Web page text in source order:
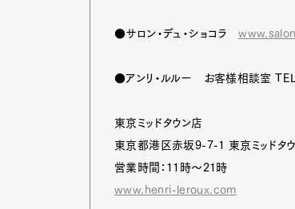
●サロン・デュ・ショコラ
●アンリ・ルルー お客様相談室 TEL
東京ミッドタウン店
東京都港区赤坂9-7-1 東京ミッドタウ
営業時間：11時～21時
www.henri-leroux.com